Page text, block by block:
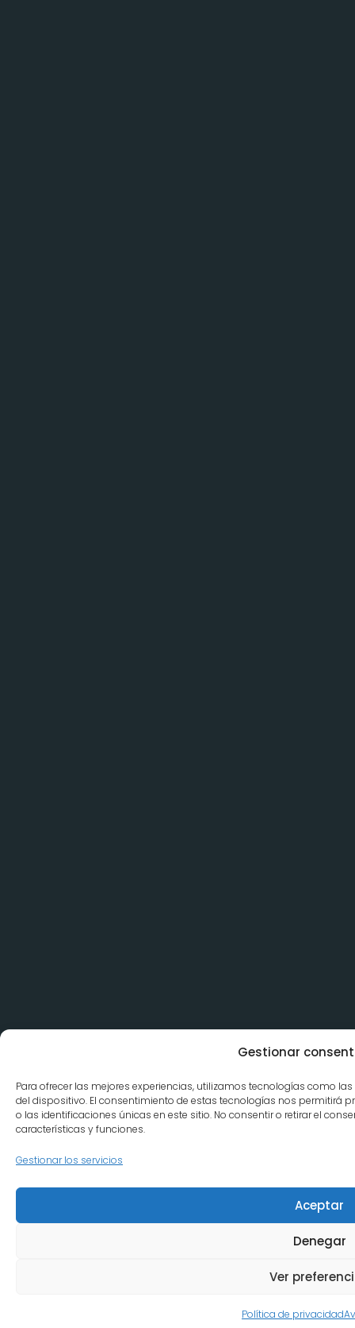
Gestionar
Para ofrecer las mejores experiencias, utilizamos tecnologías como
del dispositivo. El consentimiento de estas tecnologías nos permitirá
o las identificaciones únicas en este sitio. No consentir o retirar el
características y funciones.
Gestionar los servicios
Aceptar
Denegar
Ver
Política de privacidad